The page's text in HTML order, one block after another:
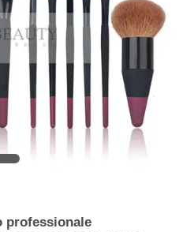
professionale